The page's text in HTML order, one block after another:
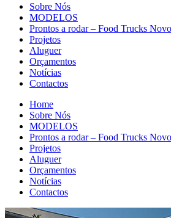
Sobre Nós
MODELOS
Prontos a rodar – Food Trucks
Projetos
Aluguer
Orçamentos
Notícias
Contactos
Home
Sobre Nós
MODELOS
Prontos a rodar – Food Trucks
Projetos
Aluguer
Orçamentos
Notícias
Contactos